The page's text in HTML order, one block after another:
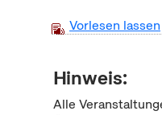
Vorlesen lassen
Hinweis:
Alle